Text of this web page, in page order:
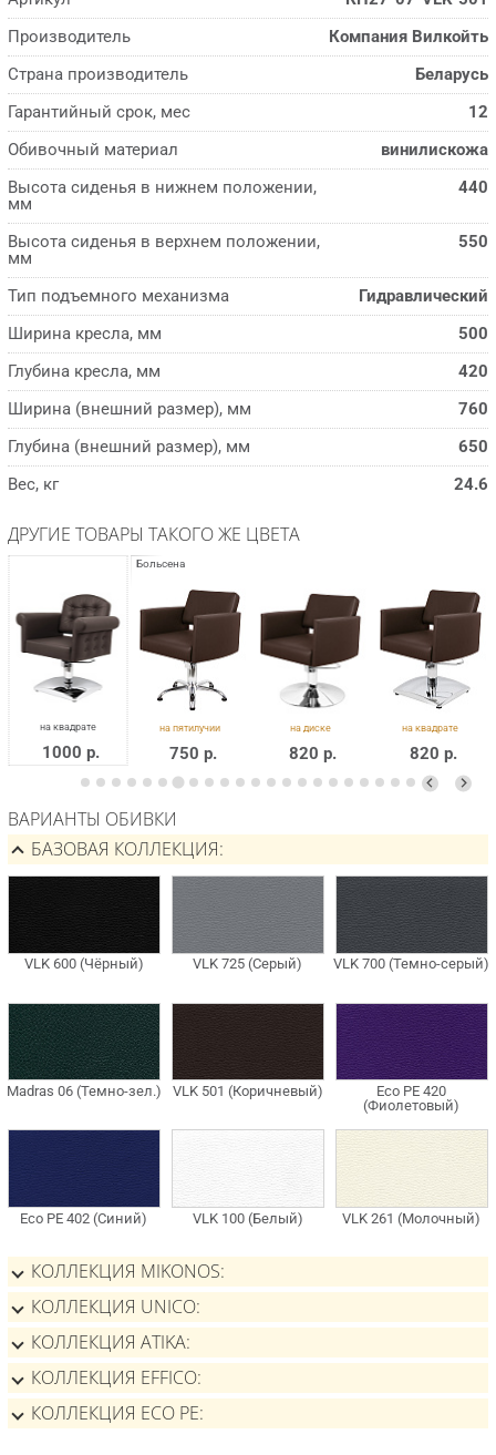
Производитель
Компания Вилкойть
Страна производитель
Беларусь
Гарантийный срок, мес
12
Обивочный материал
винилискожа
Высота сиденья в нижнем положении,
мм
440
Высота сиденья в верхнем положении,
мм
550
Тип подъемного механизма
Гидравлический
Ширина кресла, мм
500
Глубина кресла, мм
420
Ширина (внешний размер), мм
760
Глубина (внешний размер), мм
650
Вес, кг
24.6
ДРУГИЕ ТОВАРЫ ТАКОГО ЖЕ ЦВЕТА
1000 р. 750 р. 820 р. 820 р.
ВАРИАНТЫ ОБИВКИ
БАЗОВАЯ КОЛЛЕКЦИЯ
КОЛЛЕКЦИЯ MIKONOS
КОЛЛЕКЦИЯ UNICO
КОЛЛЕКЦИЯ ATIKA
КОЛЛЕКЦИЯ EFFICO
КОЛЛЕКЦИЯ ECO PE